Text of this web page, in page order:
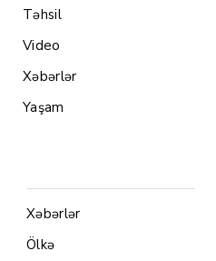
Təhsil
Video
Xəbərlər
Yaşam
Xəbərlər
Ölkə